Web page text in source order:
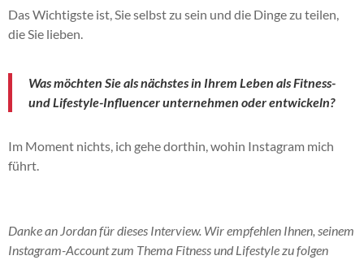
Das Wichtigste ist, Sie selbst zu sein und die Dinge zu teilen,
die Sie lieben.
Was möchten Sie als nächstes in Ihrem Leben als Fitness-
und Lifestyle-Influencer unternehmen oder entwickeln?
Im Moment nichts, ich gehe dorthin, wohin Instagram mich
führt.
Danke an Jordan für dieses Interview. Wir empfehlen Ihnen, seinem
Instagram-Account zum Thema Fitness und Lifestyle zu folgen